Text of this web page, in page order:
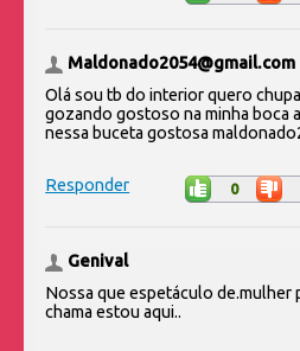
Maldonado2054@gmail.com
Olá sou tb do interior quero
gozando gostoso na minha boca
nessa buceta gostosa
Responder 0
Genival
Nossa que espetáculo de.mulher
chama estou aqui..